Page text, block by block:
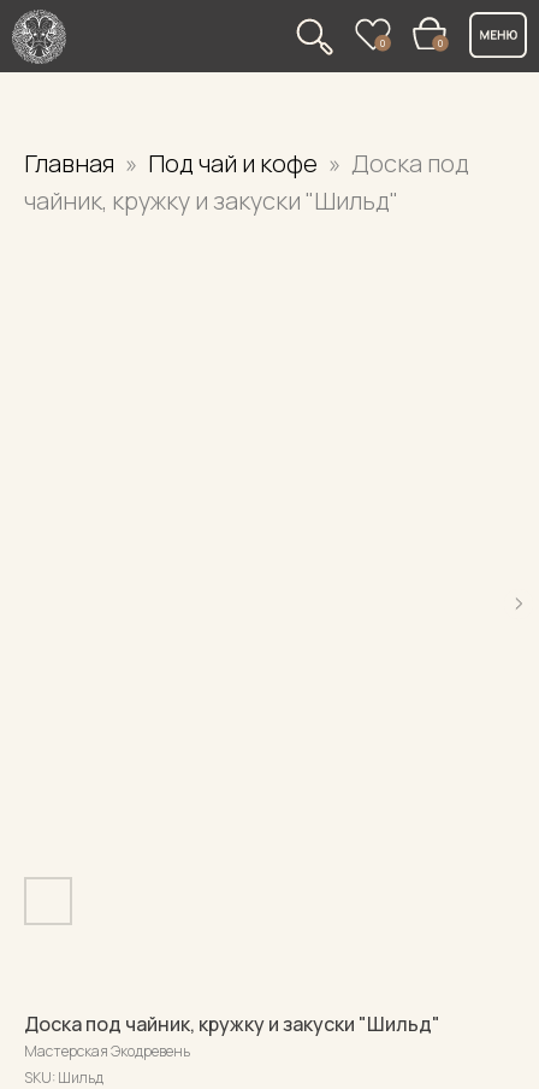
0 0
Главная Под чай и кофе
Доска под
чайник, кружку и закуски "Шильд"
Доска под чайник, кружку и закуски "Шильд"
Мастерская Экодревень
SKU: Шильд